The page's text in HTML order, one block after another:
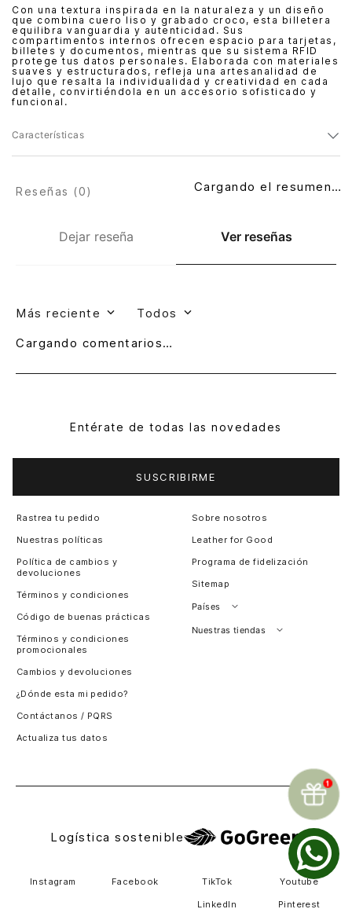
Con una textura inspirada en la naturaleza y un diseño
que combina cuero liso y grabado croco, esta billetera
equilibra vanguardia y autenticidad. Sus
compartimentos internos ofrecen espacio para tarjetas,
billetes y documentos, mientras que su sistema RFID
protege tus datos personales. Elaborada con materiales
suaves y estructurados, refleja una artesanalidad de
lujo que resalta la individualidad y creatividad en cada
detalle, convirtiéndola en un accesorio sofisticado y
funcional.
Características
Dejar reseña Ver reseñas
Reseñas (0) Cargando el resumen…
Más reciente Todos
Cargando comentarios…
Entérate de todas las novedades
SUSCRIBIRME
Rastrea tu pedido
Nuestras políticas
Política de cambios y
devoluciones
Términos y condiciones
Código de buenas prácticas
Términos y condiciones
promocionales
Cambios y devoluciones
¿Dónde esta mi pedido?
Contáctanos / PQRS
Actualiza tus datos
Sobre nosotros
Leather for Good
Programa de fidelización
Sitemap
Países
Perú
Nuestras tiendas
Logística sostenible
Instagram Facebook TikTok Youtube
LinkedIn Pinterest